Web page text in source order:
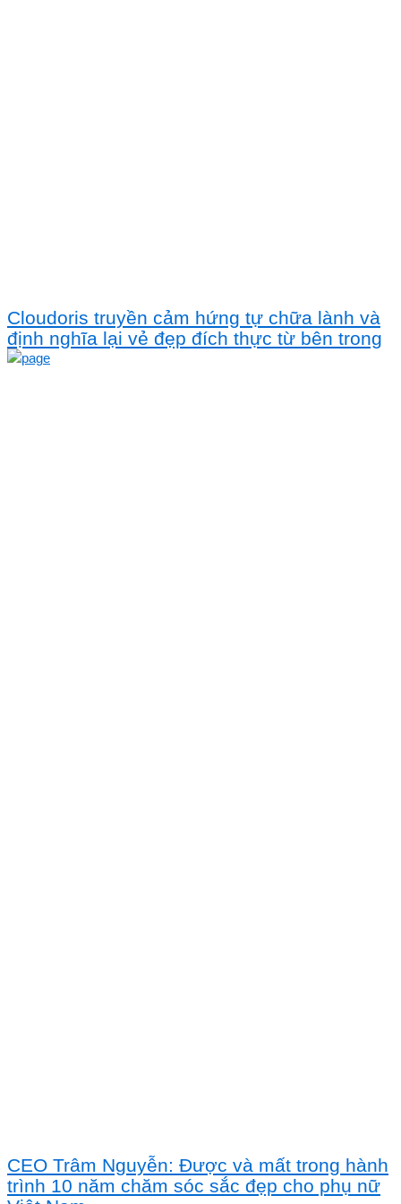
Cloudoris truyền cảm hứng tự chữa lành và
định nghĩa lại vẻ đẹp đích thực từ bên trong
CEO Trâm Nguyễn: Được và mất trong hành
trình 10 năm chăm sóc sắc đẹp cho phụ nữ